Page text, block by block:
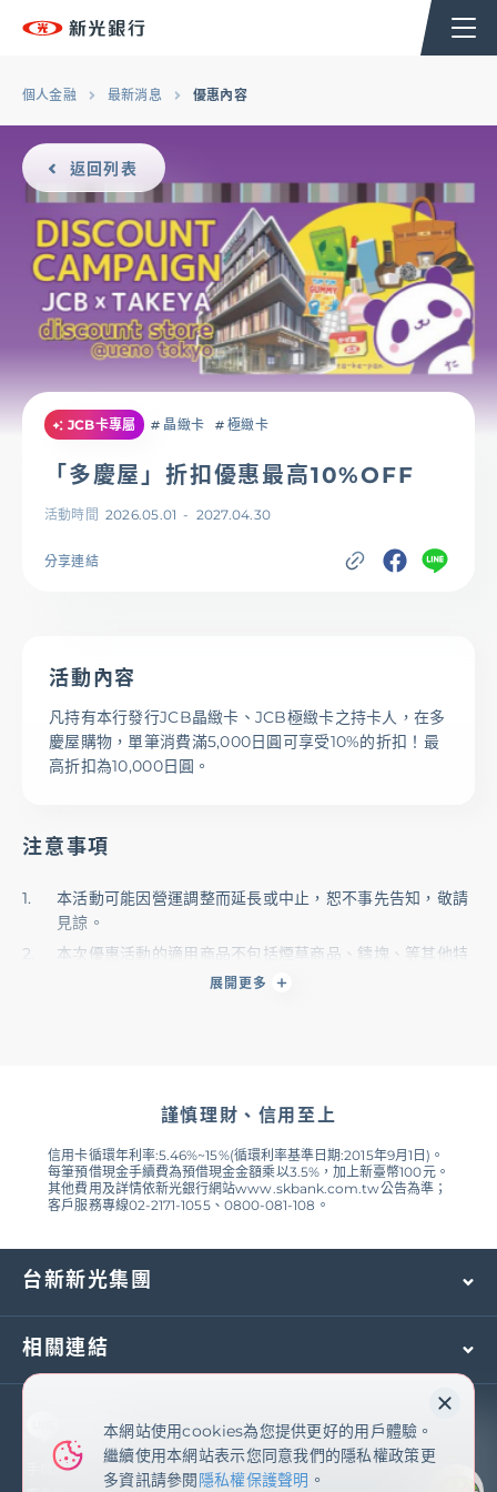
個人金融 企業金融
台新新光集團
OMNI-U
信用卡
貸款
存匯
數位生活
服務據點 線上服務 匯利率查詢 幫助中心
個人金融 最新消息 優惠內容
返回列表
JCB卡專屬 晶緻卡 極緻卡
「多慶屋」折扣優惠最高10%OFF
活動時間 2026.05.01 - 2027.04.30
分享連結
活動內容
凡持有本行發行JCB晶緻卡、JCB極緻卡之持卡人，在多
慶屋購物，單筆消費滿5,000日圓可享受10%的折扣！最
高折扣為10,000日圓。
注意事項
本活動可能因營運調整而延長或中止，恕不事先告知，敬請
見諒。
本次優惠活動的適用商品不包括煙草商品、鑄塊、等其他特
殊類別的商品。購買前請諮詢店員。
活動詳情及詳細規範請參閱本活動網頁：
https://www.specialoffers.jcb/zh-
tw/campaign/detail/takeya/15513/
本活動及相關注意事項之款項及細則，如有未盡事宜以JCB
Co., Ltd.擁有最終解釋權及決定權；JCB International
Co., Ltd.亦對本活動之參加資格、兌換資格等，保留最後審
核權及修正、暫停與終止之權利。
展開更多
謹慎理財、信用至上
信用卡循環年利率:5.46%~15%(循環利率基準日期:2015年9月1日)。
每筆預借現金手續費為預借現金金額乘以3.5%，加上新臺幣100元。
其他費用及詳情依新光銀行網站www.skbank.com.tw公告為準；
客戶服務專線02-2171-1055、0800-081-108。
台新新光集團
相關連結
手機及國外客服專線：(02)2171-1055
本網站使用cookies為您提供更好的用戶體驗。
繼續使用本網站表示您同意我們的隱私權政策更
多資訊請參閱隱私權保護聲明 。
繼續使用本網站表示您同意我們的隱私權政策更
多資訊請參閱隱私權保護聲明